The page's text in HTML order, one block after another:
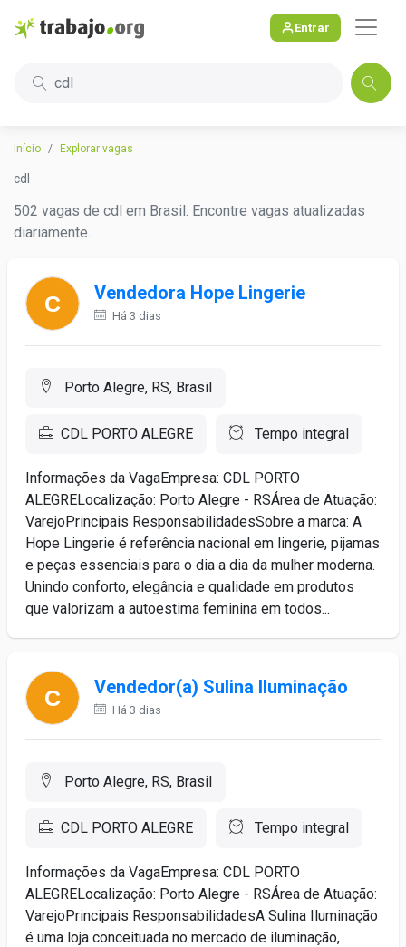
Entrar
cdl
Início Explorar vagas
cdl
502 vagas de cdl em Brasil. Encontre vagas atualizadas
diariamente.
Vendedora Hope Lingerie
Há 3 dias
Porto Alegre, RS, Brasil
CDL PORTO ALEGRE Tempo integral
Informações da VagaEmpresa: CDL PORTO
ALEGRELocalização: Porto Alegre - RSÁrea de Atuação:
VarejoPrincipais ResponsabilidadesSobre a marca: A
Hope Lingerie é referência nacional em lingerie, pijamas
e peças essenciais para o dia a dia da mulher moderna.
Unindo conforto, elegância e qualidade em produtos
que valorizam a autoestima feminina em todos...
Vendedor(a) Sulina Iluminação
Há 3 dias
Porto Alegre, RS, Brasil
CDL PORTO ALEGRE Tempo integral
Informações da VagaEmpresa: CDL PORTO
ALEGRELocalização: Porto Alegre - RSÁrea de Atuação:
VarejoPrincipais ResponsabilidadesA Sulina Iluminação
é uma loja conceituada no mercado de iluminação,